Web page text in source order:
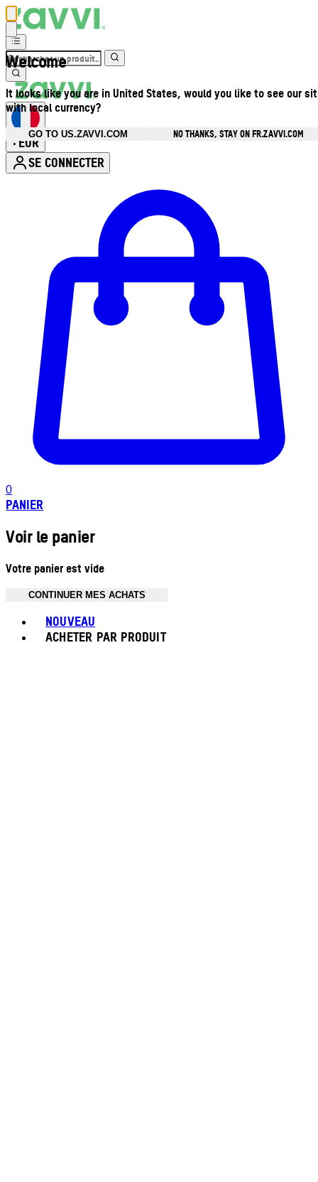
Welcome
It looks like you are in United States, would you like to see our
with local currency?
GO TO US.ZAVVI.COM
NO THANKS, STAY ON FR.ZAVVI.COM
• EUR
SE CONNECTER
0
PANIER
Voir le panier
Votre panier est vide
CONTINUER MES ACHATS
NOUVEAU
ACHETER PAR PRODUIT